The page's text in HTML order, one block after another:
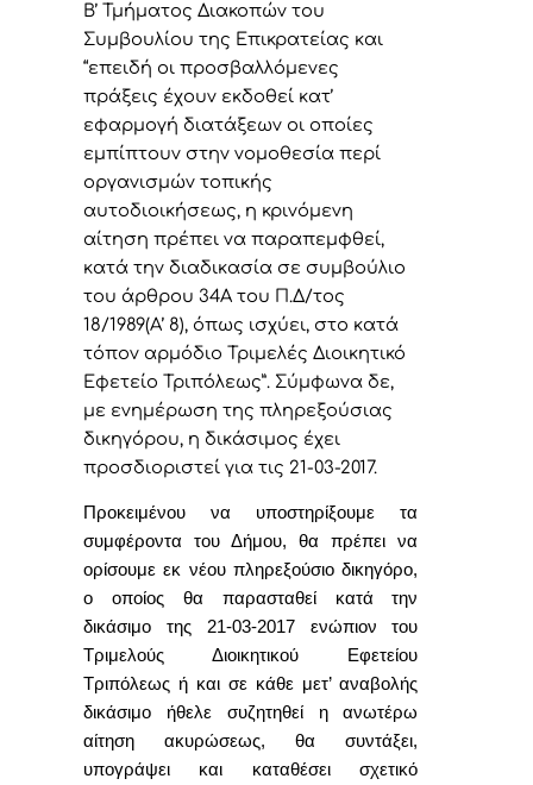
Β’ Τμήματος Διακοπών του
Συμβουλίου της Επικρατείας και
“επειδή οι προσβαλλόμενες
πράξεις έχουν εκδοθεί κατ’
εφαρμογή διατάξεων οι οποίες
εμπίπτουν στην νομοθεσία περί
οργανισμών τοπικής
αυτοδιοικήσεως, η κρινόμενη
αίτηση πρέπει να παραπεμφθεί,
κατά την διαδικασία σε συμβούλιο
του άρθρου 34Α του Π.Δ/τος
18/1989(Α’ 8), όπως ισχύει, στο κατά
τόπον αρμόδιο Τριμελές Διοικητικό
Εφετείο Τριπόλεως”. Σύμφωνα δε,
με ενημέρωση της πληρεξούσιας
δικηγόρου, η δικάσιμος έχει
προσδιοριστεί για τις 21-03-2017.
Προκειμένου να υποστηρίξουμε τα
συμφέροντα του Δήμου, θα πρέπει να
ορίσουμε εκ νέου πληρεξούσιο δικηγόρο,
ο οποίος θα παρασταθεί κατά την
δικάσιμο της 21-03-2017 ενώπιον του
Τριμελούς Διοικητικού Εφετείου
Τριπόλεως ή και σε κάθε μετ’ αναβολής
δικάσιμο ήθελε συζητηθεί η ανωτέρω
αίτηση ακυρώσεως, θα συντάξει,
υπογράψει και καταθέσει σχετικό